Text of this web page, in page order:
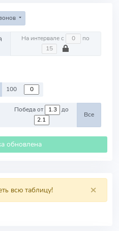
На интервале с по
100
Победа от до
Все
обновлена
×
всю таблицу!